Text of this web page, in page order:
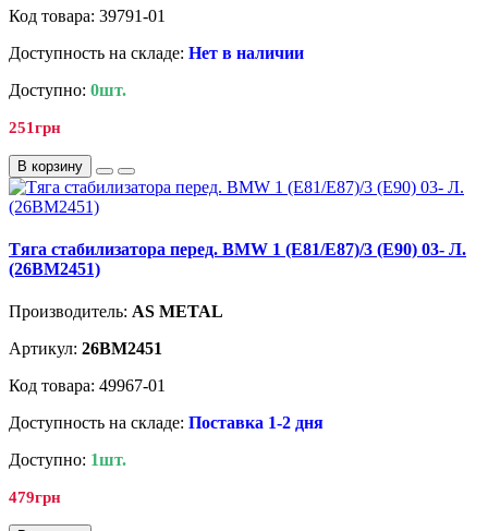
Код товара: 39791-01
Доступность на складе: Нет в наличии
Доступно: 0шт.
251грн
В корзину
Tягa стабилизатора перед. BMW 1 (E81/E87)/3 (E90) 03- Л.
(26BM2451)
Производитель: AS METAL
Артикул: 26BM2451
Код товара: 49967-01
Доступность на складе: Поставка 1-2 дня
Доступно: 1шт.
479грн